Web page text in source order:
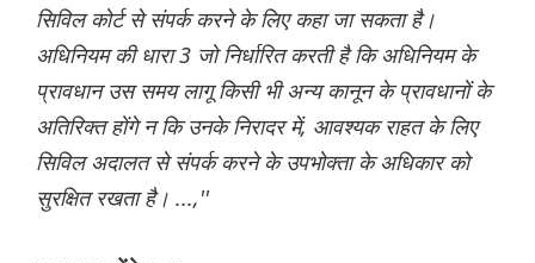
सिविल कोर्ट से संपर्क करने के लिए कहा जा सकता है।
अधिनियम की धारा 3 जो निर्धारित करती है कि अधिनियम के
प्रावधान उस समय लागू किसी भी अन्य कानून के प्रावधानों के
अतिरिक्त होंगे न कि उनके निरादर में, आवश्यक राहत के लिए
सिविल अदालत से संपर्क करने के उपभोक्ता के अधिकार को
सुरक्षित रखता है। ...,''